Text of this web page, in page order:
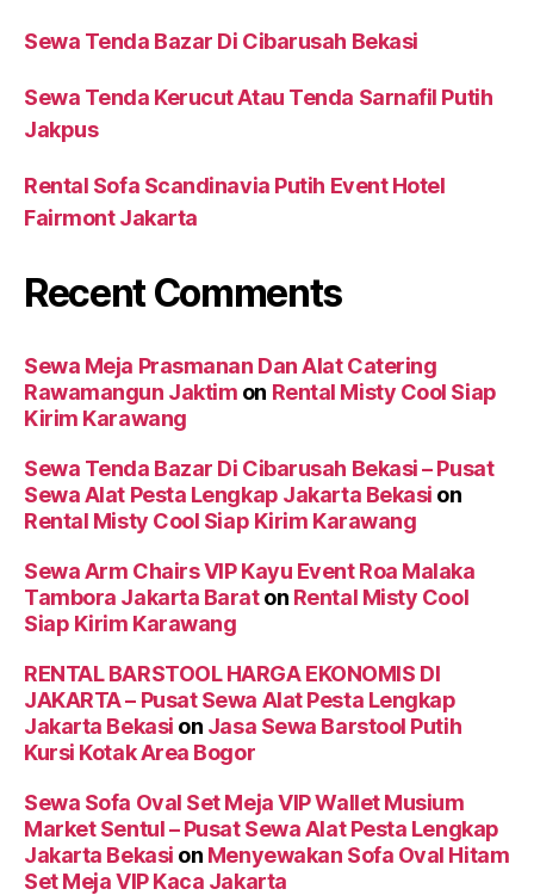
Sewa Tenda Bazar Di Cibarusah Bekasi
Sewa Tenda Kerucut Atau Tenda Sarnafil Putih
Jakpus
Rental Sofa Scandinavia Putih Event Hotel
Fairmont Jakarta
Recent Comments
Sewa Meja Prasmanan Dan Alat Catering
Rawamangun Jaktim on Rental Misty Cool Siap
Kirim Karawang
Sewa Tenda Bazar Di Cibarusah Bekasi – Pusat
Sewa Alat Pesta Lengkap Jakarta Bekasi on
Rental Misty Cool Siap Kirim Karawang
Sewa Arm Chairs VIP Kayu Event Roa Malaka
Tambora Jakarta Baraton Rental Misty Cool
Siap Kirim Karawang
RENTAL BARSTOOL HARGA EKONOMIS DI
JAKARTA – Pusat Sewa Alat Pesta Lengkap
Jakarta Bekasi on Jasa Sewa Barstool Putih
Kursi Kotak Area Bogor
Sewa Sofa Oval Set Meja VIP Wallet Musium
Market Sentul – Pusat Sewa Alat Pesta Lengkap
Jakarta Bekasi on Menyewakan Sofa Oval Hitam
Set Meja VIP Kaca Jakarta